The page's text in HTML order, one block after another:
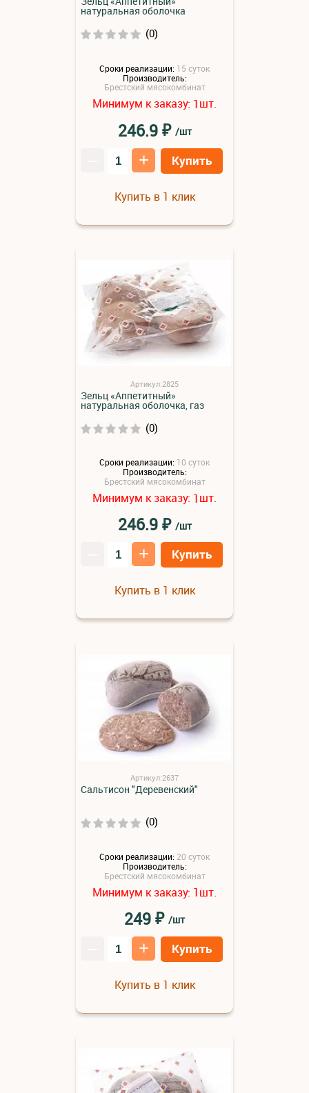
натуральная оболочка
(0)
Сроки реализации: 15 суток
Производитель:
Брестский мясокомбинат
Минимум к заказу: 1шт.
246.9₽ /шт
+ Купить
Купить в 1 клик
Артикул:2825
Зельц «Аппетитный»
натуральная оболочка, газ
(0)
Сроки реализации: 10 суток
Производитель:
Брестский мясокомбинат
Минимум к заказу: 1шт.
246.9₽ /шт
+ Купить
Купить в 1 клик
Артикул:2637
Сальтисон "Деревенский"
(0)
Сроки реализации: 20 суток
Производитель:
Брестский мясокомбинат
Минимум к заказу: 1шт.
249₽ /шт
+ Купить
Купить в 1 клик